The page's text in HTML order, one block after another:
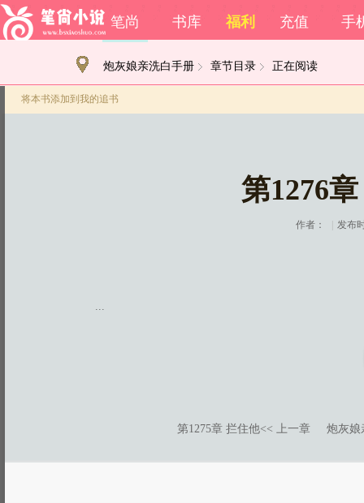
笔尚 书库 福利 充值 手
炮灰娘亲洗白手册 章节目录 正在阅读
将本书添加到我的追书
第1276
作者： 发布
...
第1275章 拦住他<< 上一章 炮灰娘